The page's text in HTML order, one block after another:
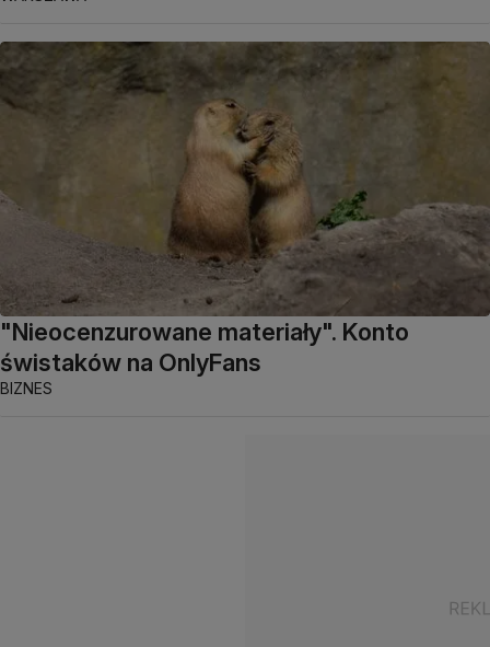
"Nieocenzurowane materiały". Konto
świstaków na OnlyFans
BIZNES